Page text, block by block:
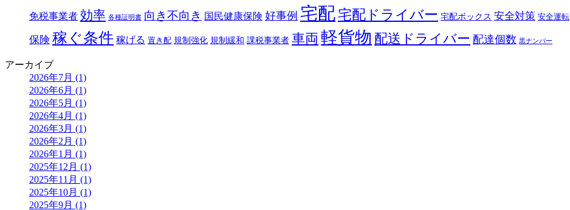
免税事業者 効率 各種証明書 向き不向き 国民健康保険 好事例 宅配宅配ドライバー 宅配ボックス 安全対策 安全運転
保険 稼ぐ条件 稼げる 置き配 規制強化 規制緩和 課税事業者 車両 軽貨物 配送ドライバー 配達個数 黒ナンバー
アーカイブ
2026年7月 (1)
2026年6月 (1)
2026年5月 (1)
2026年4月 (1)
2026年3月 (1)
2026年2月 (1)
2026年1月 (1)
2025年12月 (1)
2025年11月 (1)
2025年10月 (1)
2025年9月 (1)